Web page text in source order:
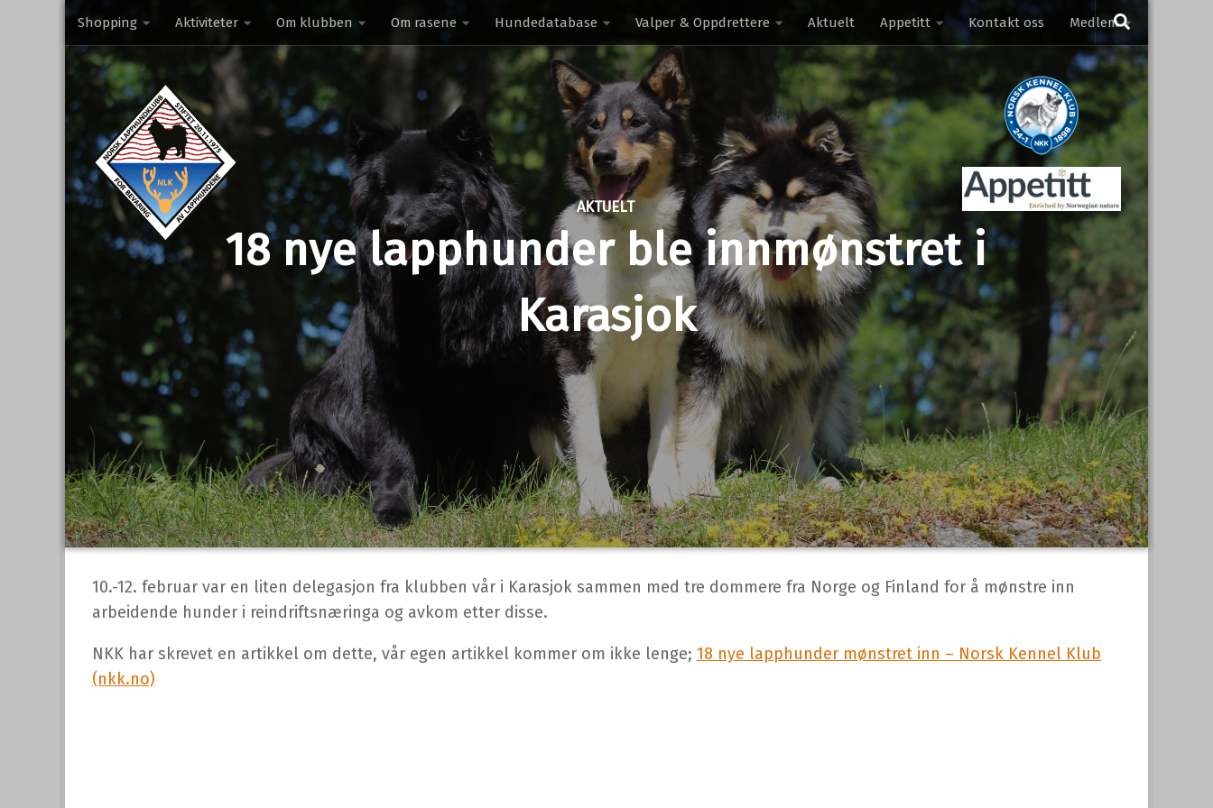
Skip to content
Shopping Aktiviteter Om klubben Om rasene Hundedatabase Valper & Oppdrettere Aktuelt Appetitt Kontakt oss Medlem
AKTUELT
18 nye lapphunder ble innmønstret i
Karasjok
10.-12. februar var en liten delegasjon fra klubben vår i Karasjok sammen med tre dommere fra Norge og Finland for å mønstre inn
arbeidende hunder i reindriftsnæringa og avkom etter disse.
NKK har skrevet en artikkel om dette, vår egen artikkel kommer om ikke lenge; 18 nye lapphunder mønstret inn – Norsk Kennel Klub
(nkk.no)